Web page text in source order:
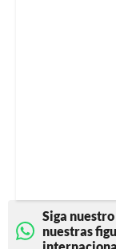
Siga
nuestras